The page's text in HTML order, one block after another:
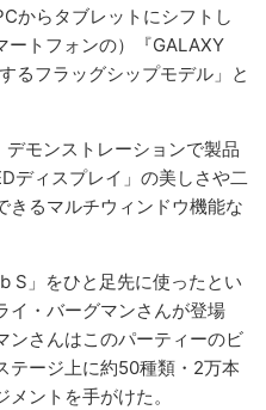
からタブレットにシフトし
ートフォンの）『GALAXY
るフラッグシップモデル」と
デモンストレーションで製品
ディスプレイ」の美しさや二
きるマルチウィンドウ機能な
S」をひと足先に使ったとい
イ・バーグマンさんが登場
ンさんはこのパーティーのビ
テージ上に約50種類・2万本
ントを手がけた。